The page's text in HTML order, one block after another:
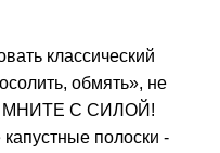
классический
обмять», не
МНИТЕ С СИЛОЙ!
полоски -